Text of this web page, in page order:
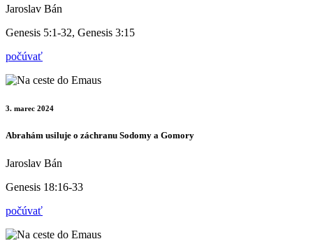
Jaroslav Bán
Genesis 5:1-32, Genesis 3:15
počúvať
3. marec 2024
Abrahám usiluje o záchranu Sodomy a Gomory
Jaroslav Bán
Genesis 18:16-33
počúvať